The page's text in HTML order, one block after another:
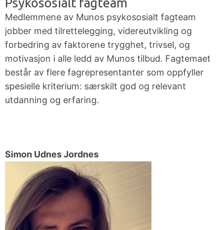
BIMM:
Høyere
musikkutdannelse
Jam-nights
Kjøpsguider
instrumenter
Medlemmene av Munos psykososialt fagteam
jobber med tilrettelegging, videreutvikling og
forbedring av faktorene trygghet, trivsel, og
motivasjon i alle ledd av Munos tilbud. Fagtemaet
består av flere fagrepresentanter som oppfyller
spesielle kriterium: særskilt god og relevant
utdanning og erfaring.
Simon UdnesJordnes